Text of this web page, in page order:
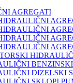
AGREGATI
DIZELSKI
SKLOPI